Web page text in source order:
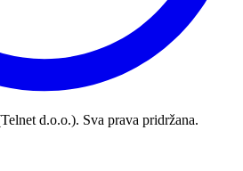
d.o.o.). Sva prava pridržana.